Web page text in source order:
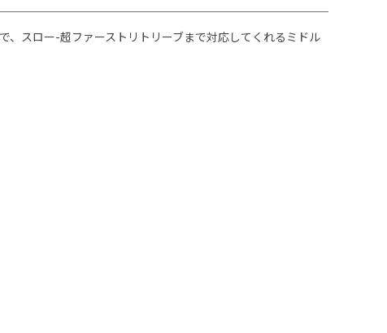
、スロー-超ファーストリトリーブまで対応してくれるミドル